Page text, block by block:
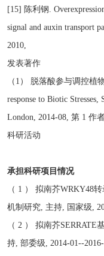
[15] 陈利钢.
signal and auxin transport
2010,
发表著作
（1） 脱落酸参与调控植
response to Biotic
London, 2014-08, 第 1 作
科研活动
承担科研项目情况
（ 1 ） 拟南芥WRKY48
机制研究, 主持, 国家级,
（ 2 ） 拟南芥
持, 部委级, 2014-01--